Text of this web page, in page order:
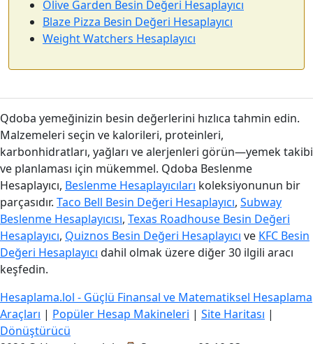
Olive Garden Besin Değeri Hesaplayıcı
Blaze Pizza Besin Değeri Hesaplayıcı
Weight Watchers Hesaplayıcı
Qdoba yemeğinizin besin değerlerini hızlıca tahmin edin.
Malzemeleri seçin ve kalorileri, proteinleri,
karbonhidratları, yağları ve alerjenleri görün—yemek takibi
ve planlaması için mükemmel. Qdoba Beslenme
Hesaplayıcı, Beslenme Hesaplayıcıları koleksiyonunun bir
parçasıdır. Taco Bell Besin Değeri Hesaplayıcı, Subway
Beslenme Hesaplayıcısı, Texas Roadhouse Besin Değeri
Hesaplayıcı, Quiznos Besin Değeri Hesaplayıcı ve KFC Besin
Değeri Hesaplayıcı dahil olmak üzere diğer 30 ilgili aracı
keşfedin.
Hesaplama.lol - Güçlü Finansal ve Matematiksel Hesaplama
Araçları | Popüler Hesap Makineleri | Site Haritası |
Dönüştürücü